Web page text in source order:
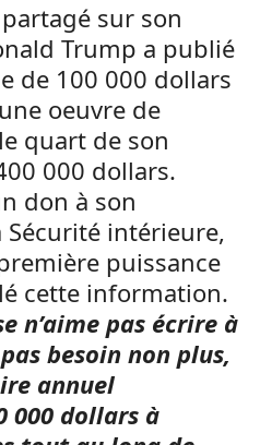
sur son
Trump a publié
de 100 000 dollars
oeuvre de
quart de son
000 dollars.
don à son
intérieure,
puissance
cette information.
n’aime pas écrire à
besoin non plus,
annuel
000 dollars à